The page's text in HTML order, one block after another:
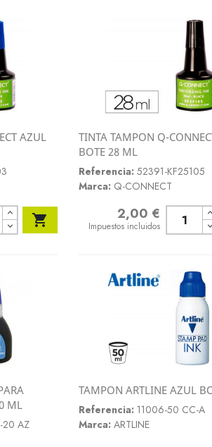
AZUL

TINTA TAMPON Q-
BOTE 28 ML
Referencia: 52391-KF25105
Marca: Q-CONNECT
2,00 €
Impuestos incluidos
ML
20 AZ
Vista rápida
TAMPON ARTLINE AZUL
Referencia: 11006-50 CC-A
Marca: ARTLINE